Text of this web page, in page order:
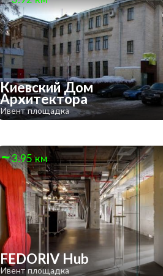
Киевский Дом
Архитектора
Ивент площадка
3.95 км
FEDORIV Hub
Ивент площадка